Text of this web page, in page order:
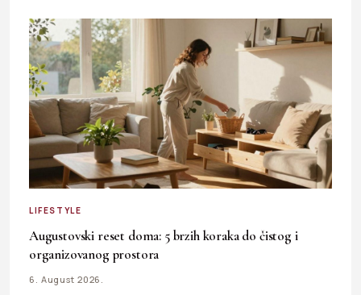
LIFESTYLE
Augustovski reset doma: 5 brzih koraka do čistog i
organizovanog prostora
6. August 2026.